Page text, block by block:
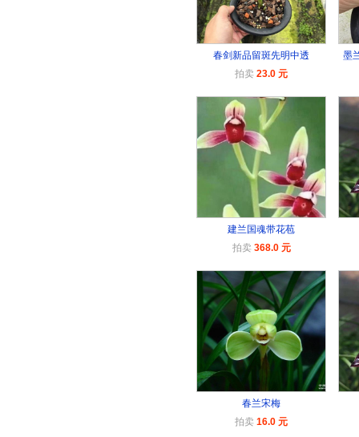
春剑新品留斑先明中透
拍卖 23.0 元
墨
建兰国魂带花苞
拍卖 368.0 元
春兰宋梅
拍卖 16.0 元